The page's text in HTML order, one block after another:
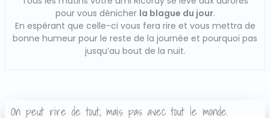
pour vous dénicher la blague du jour.
En espérant que celle-ci vous fera rire et vous mettra de
bonne humeur pour le reste de la journée et pourquoi pas
jusqu’au bout de la nuit.
On peut rire de tout, mais pas avec tout le monde.